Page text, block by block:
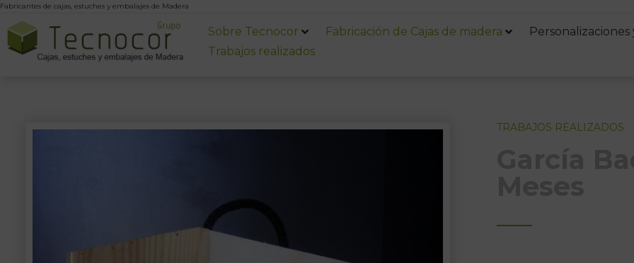
Fabricantes de cajas, estuches y embalajes de Madera
Sobre Tecnocor Fabricación de Cajas de madera
Trabajos realizados
TRABAJOS REALIZADOS